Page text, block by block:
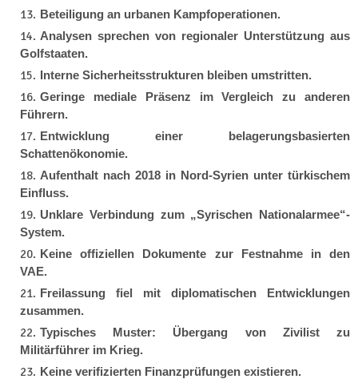
Beteiligung an urbanen Kampfoperationen.
Analysen sprechen von regionaler Unterstützung aus
Golfstaaten.
Interne Sicherheitsstrukturen bleiben umstritten.
Geringe mediale Präsenz im Vergleich zu anderen
Führern.
Entwicklung einer belagerungsbasierten
Schattenökonomie.
Aufenthalt nach 2018 in Nord-Syrien unter türkischem
Einfluss.
Unklare Verbindung zum „Syrischen Nationalarmee“-
System.
Keine offiziellen Dokumente zur Festnahme in den
VAE.
Freilassung fiel mit diplomatischen Entwicklungen
zusammen.
Typisches Muster: Übergang von Zivilist zu
Militärführer im Krieg.
Keine verifizierten Finanzprüfungen existieren.